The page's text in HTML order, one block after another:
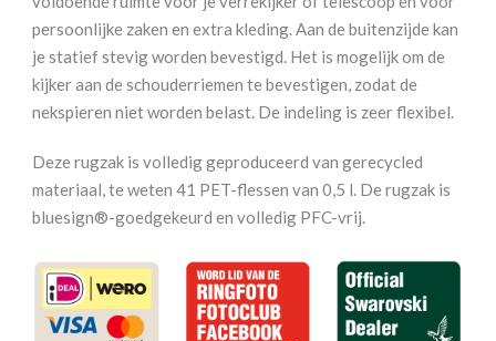
persoonlijke zaken en extra kleding. Aan de buitenzijde kan
je statief stevig worden bevestigd. Het is mogelijk om de
kijker aan de schouderriemen te bevestigen, zodat de
nekspieren niet worden belast. De indeling is zeer flexibel.
Deze rugzak is volledig geproduceerd van gerecycled
materiaal, te weten 41 PET-flessen van 0,5 l. De rugzak is
bluesign®-goedgekeurd en volledig PFC-vrij.